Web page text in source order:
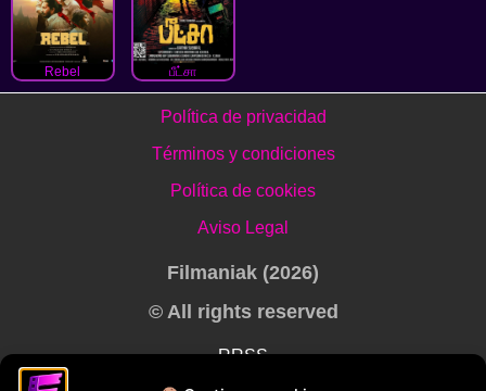
Rebel பீட்சா
Política de privacidad
Términos y condiciones
Política de cookies
Aviso Legal
Filmaniak (2026)
© All rights reserved
RRSS